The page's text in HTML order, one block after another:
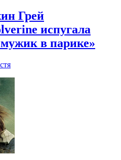
Грей
испугала
в парике»